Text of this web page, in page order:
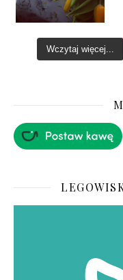
Wczytaj więcej...